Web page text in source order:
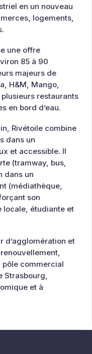
en un nouveau
logements,
une offre
85 à 90
majeurs de
H&M, Mango,
restaurants
en bord d’eau.
Rivétoile combine
dans un
et accessible. Il
(tramway, bus,
dans un
(médiathèque,
son
locale, étudiante et
d’agglomération et
pôle commercial
Strasbourg,
et à